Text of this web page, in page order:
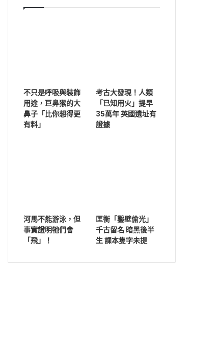
不只是呼吸與裝飾
用途，巨鼻猴的大
鼻子「比你想得更
有料」
考古大發現！人類
「已知用火」提早
35萬年 英國遺址有
證據
河馬不能游泳，但
事實證明牠們會
「飛」！
匡衡「鑿壁偷光」
千古留名 暗黑後半
生 課本隻字未提